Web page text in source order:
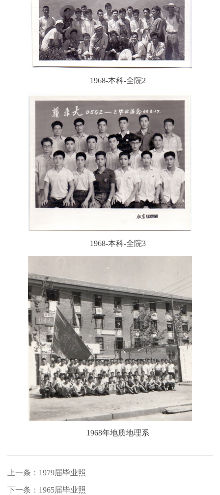
1968-本科-全院2
1968-本科-全院3
1968年地质地理系
上一条：1979届毕业照
下一条：1965届毕业照